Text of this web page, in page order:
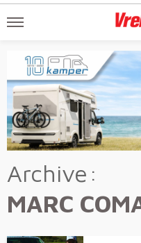
Archive
MARC